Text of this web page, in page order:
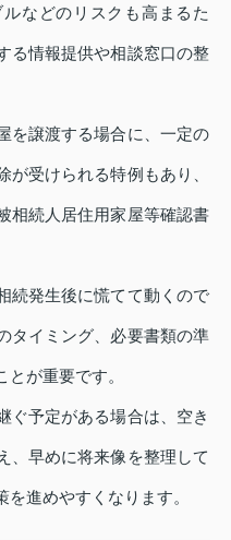
などのリスクも高まるた
る情報提供や相談窓口の整
を譲渡する場合に、一定の
受けられる特例もあり、
相続人居住用家屋等確認書
続発生後に慌てて動くので
タイミング、必要書類の準
が重要です。
ぐ予定がある場合は、空き
、早めに将来像を整理して
進めやすくなります。